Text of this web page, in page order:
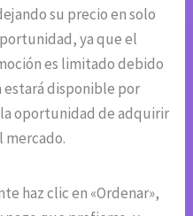
su precio en solo
ya que el
es limitado debido
estará disponible por
oportunidad de adquirir
mercado.
haz clic en «Ordenar»,